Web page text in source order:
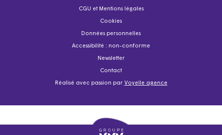
CGU et Mentions légales
Cookies
Données personnelles
Accessibilité : non-conforme
Newsletter
Contact
Réalisé avec passion par Voyelle agence